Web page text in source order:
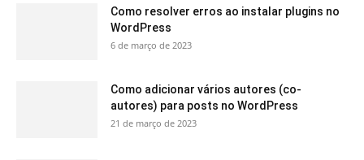
Como resolver erros ao instalar plugins no
WordPress
6 de março de 2023
Como adicionar vários autores (co-
autores) para posts no WordPress
21 de março de 2023